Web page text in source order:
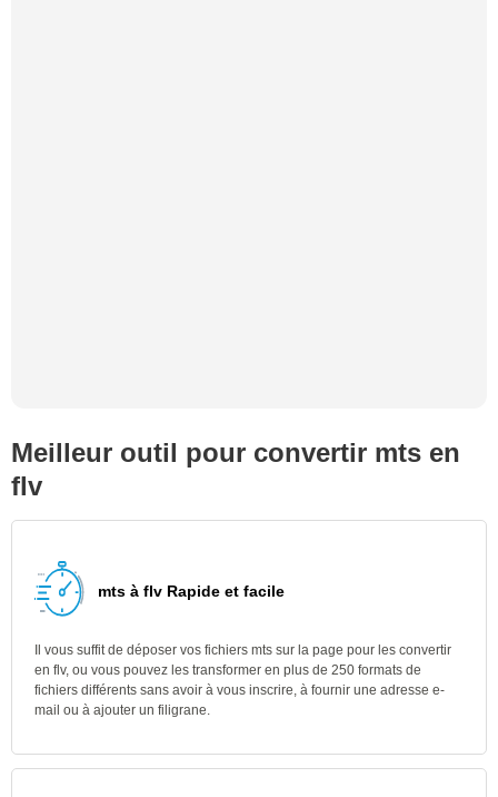
Meilleur outil pour convertir mts en
flv
mts à flv Rapide et facile
Il vous suffit de déposer vos fichiers mts sur la page pour les convertir
en flv, ou vous pouvez les transformer en plus de 250 formats de
fichiers différents sans avoir à vous inscrire, à fournir une adresse e-
mail ou à ajouter un filigrane.